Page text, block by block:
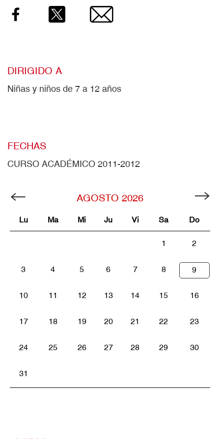
Facebook Email
DIRIGIDO A
Niñas y niños de 7 a 12 años
FECHAS
CURSO ACADÉMICO 2011-2012
AGOSTO 2026
Lu Ma Mi Ju Vi Sa Do
1 2
3 4 5 6 7 8 9
10 11 12 13 14 15 16
17 18 19 20 21 22 23
24 25 26 27 28 29 30
31